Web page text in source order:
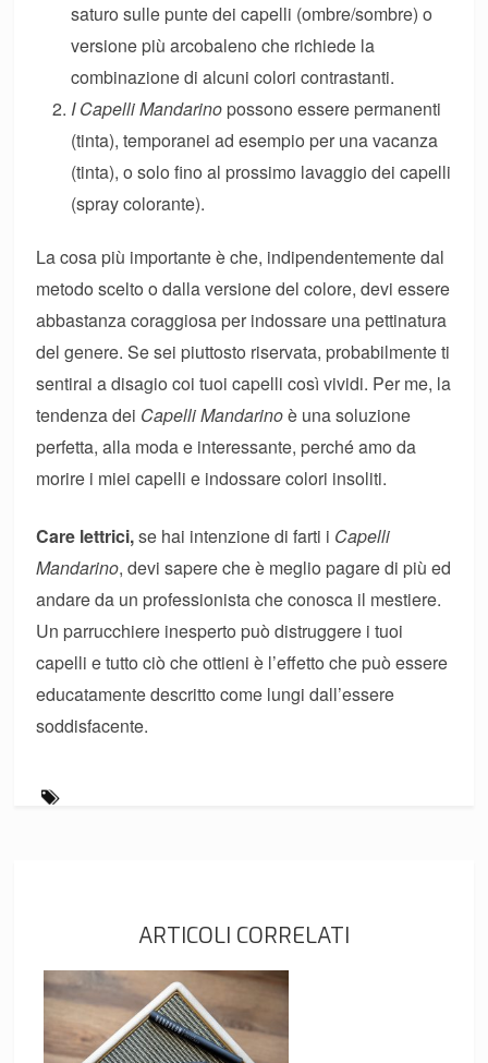
saturo sulle punte dei capelli (ombre/sombre) o
versione più arcobaleno che richiede la
combinazione di alcuni colori contrastanti.
I Capelli Mandarino possono essere permanenti
(tinta), temporanei ad esempio per una vacanza
(tinta), o solo fino al prossimo lavaggio dei capelli
(spray colorante).
La cosa più importante è che, indipendentemente dal
metodo scelto o dalla versione del colore, devi essere
abbastanza coraggiosa per indossare una pettinatura
del genere. Se sei piuttosto riservata, probabilmente ti
sentirai a disagio coi tuoi capelli così vividi. Per me, la
tendenza dei Capelli Mandarinoè una soluzione
perfetta, alla moda e interessante, perché amo da
morire i miei capelli e indossare colori insoliti.
Care lettrici,se hai intenzione di farti i Capelli
Mandarino, devi sapere che è meglio pagare di più ed
andare da un professionista che conosca il mestiere.
Un parrucchiere inesperto può distruggere i tuoi
capelli e tutto ciò che ottieni è l’effetto che può essere
educatamente descritto come lungi dall’essere
soddisfacente.
ARTICOLI CORRELATI